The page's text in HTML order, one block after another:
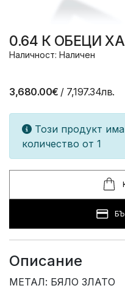
0.64 К ОБЕЦИ
Наличност: Наличен
3,680.00€ / 7,197.34лв.
Този продукт
количество от 1
Описание
МЕТАЛ: БЯЛО ЗЛАТО